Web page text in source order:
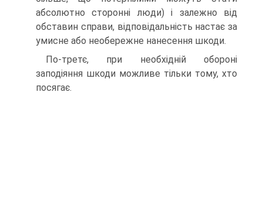
абсолютно сторонні люди) і залежно від
обставин справи, відповідальність настає за
умисне або необережне нанесення шкоди.
По-третє, при необхідній обороні
заподіяння шкоди можливе тільки тому, хто
посягає.